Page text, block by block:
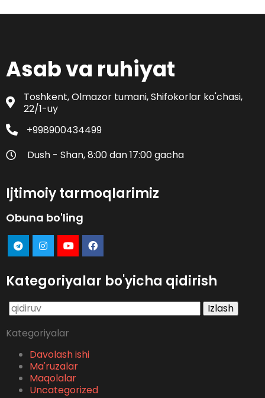
Asab va ruhiyat
Toshkent, Olmazor tumani, Shifokorlar ko'chasi,
22/1-uy
+998900434499
Dush - Shan, 8:00 dan 17:00 gacha
Ijtimoiy tarmoqlarimiz
Obuna bo'ling
Kategoriyalar bo'yicha qidirish
Qidirshish:
Kategoriyalar
Davolash ishi
Ma'ruzalar
Maqolalar
Uncategorized